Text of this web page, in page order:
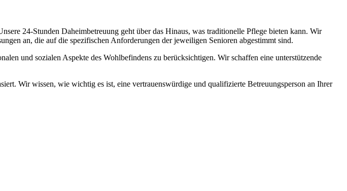
24-Stunden Daheimbetreuung geht über das Hinaus, was traditionelle Pflege bieten kann. Wir
an, die auf die spezifischen Anforderungen der jeweiligen Senioren abgestimmt sind.
und sozialen Aspekte des Wohlbefindens zu berücksichtigen. Wir schaffen eine unterstützende
Wir wissen, wie wichtig es ist, eine vertrauenswürdige und qualifizierte Betreuungsperson an Ihrer